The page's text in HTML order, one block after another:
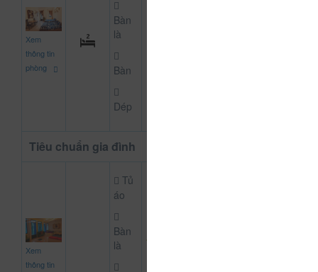
Xem
thông tin
phòng
Bàn
là
Bàn
Dép
Tiêu chuẩn gia đình
Xem
thông tin
Tủ
áo
Bàn
là
1.000.000